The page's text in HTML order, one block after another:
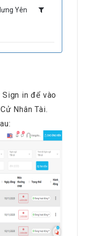
Yên
in để vào
Nhân Tài.